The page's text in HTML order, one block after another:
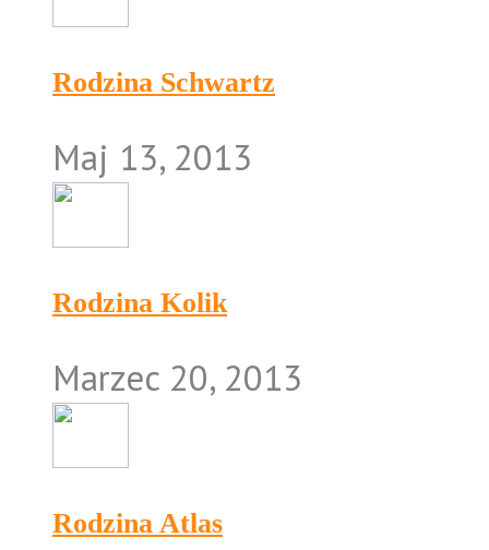
Rodzina Schwartz
Maj 13, 2013
Rodzina Kolik
Marzec 20, 2013
Rodzina Atlas